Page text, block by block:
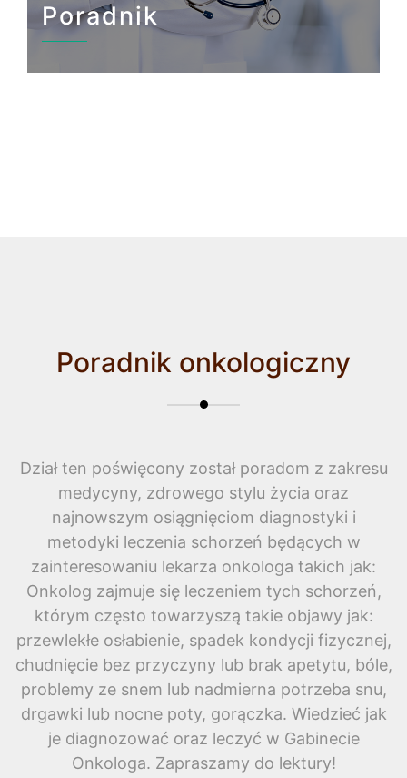
Poradnik
Poradnik onkologiczny
Dział ten poświęcony został poradom z zakresu
medycyny, zdrowego stylu życia oraz
najnowszym osiągnięciom diagnostyki i
metodyki leczenia schorzeń będących w
zainteresowaniu lekarza onkologa takich jak:
Onkolog zajmuje się leczeniem tych schorzeń,
którym często towarzyszą takie objawy jak:
przewlekłe osłabienie, spadek kondycji fizycznej,
chudnięcie bez przyczyny lub brak apetytu, bóle,
problemy ze snem lub nadmierna potrzeba snu,
drgawki lub nocne poty, gorączka. Wiedzieć jak
je diagnozować oraz leczyć w Gabinecie
Onkologa. Zapraszamy do lektury!